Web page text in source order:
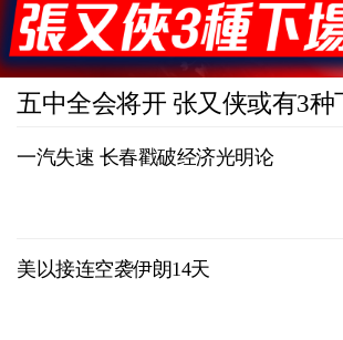
五中全会将开 张又侠或有3种
一汽失速 长春戳破经济光明论
美以接连空袭伊朗14天